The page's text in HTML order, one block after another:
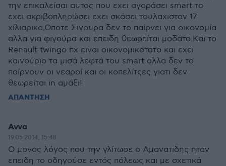
την επικαλείσαι αυτος που εχει αγοράσει smart το
εχει ακριβοπληρώσει εχει σκάσει τουλαχιστον 17
χίλιαρικα,Οποτε Σιγουρα δεν το παίρνει για οικονομία
αλλα για φιγούρα και επειδη θεωρείται μοδάτο.Και το
Renault twingo πχ ειναι οικονομικοτατο και εχει
καινούριο τα μισά λεφτά του smart αλλα δεν το
παίρνουν οι νεαροί και οι κοπελίτςες γιατι δεν
θεωρείται in αμάξι!
ΑΠΑΝΤΗΣΗ
Αννα
19.05.2014, 15:48
Ο μονος λόγος που την γλίτωσε ο Αμανατιδης ηταν
επειδη το οδηγούσε εντός πόλεως και με σχετικά